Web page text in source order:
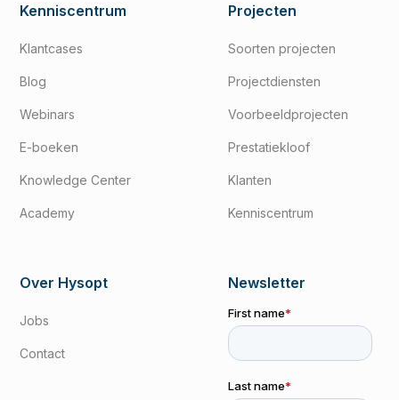
Kenniscentrum
Klantcases
Blog
Webinars
E-boeken
Knowledge Center
Academy
Projecten
Soorten projecten
Projectdiensten
Voorbeeldprojecten
Prestatiekloof
Klanten
Kenniscentrum
Over Hysopt
Jobs
Contact
Newsletter